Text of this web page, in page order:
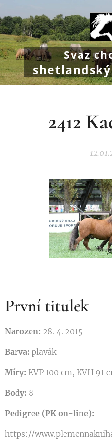
Svaz
2412
První titulek
Narozen: 28. 4. 2015
Barva: plavák
Míry: KVP 100 cm, KVH 91
Body: 8
Pedigree (PK on-line):
https://